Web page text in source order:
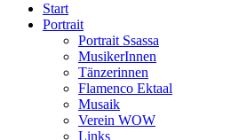
Start
Portrait
Portrait Ssassa
MusikerInnen
Tänzerinnen
Flamenco Ektaal
Musaik
Verein WOW
Links